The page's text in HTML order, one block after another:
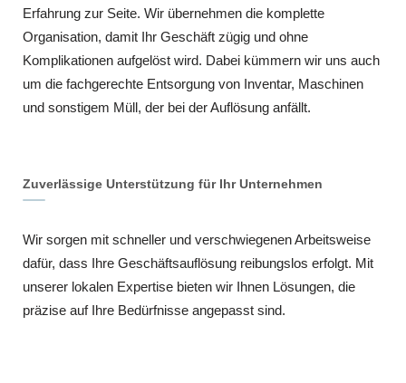
Erfahrung zur Seite. Wir übernehmen die komplette
Organisation, damit Ihr Geschäft zügig und ohne
Komplikationen aufgelöst wird. Dabei kümmern wir uns auch
um die fachgerechte Entsorgung von Inventar, Maschinen
und sonstigem Müll, der bei der Auflösung anfällt.
Zuverlässige Unterstützung für Ihr Unternehmen
Wir sorgen mit schneller und verschwiegenen Arbeitsweise
dafür, dass Ihre Geschäftsauflösung reibungslos erfolgt. Mit
unserer lokalen Expertise bieten wir Ihnen Lösungen, die
präzise auf Ihre Bedürfnisse angepasst sind.